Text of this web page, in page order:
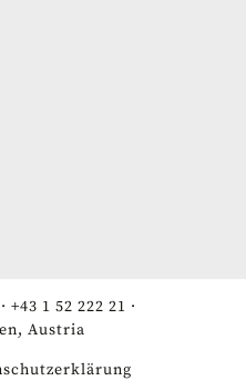
· +43 1 52 222 21 ·
Austria